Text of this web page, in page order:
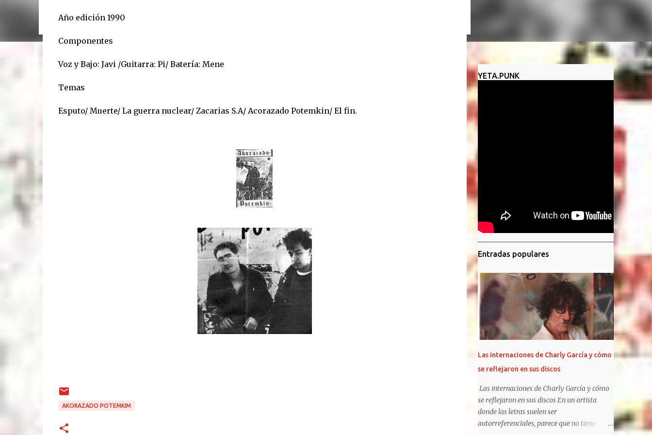
disco que ya todos escucharon”, tira Carca en el living de Belgrano, todavía con la cicatriz fresca pero la púa en la
mano. Exultante en 3 frases: Rock setentoso + funk...
Año edición 1990
Componentes
Voz y Bajo: Javi /Guitarra: Pi/ Batería: Mene
Temas
Esputo/ Muerte/ La guerra nuclear/ Zacarias S.A/ Acorazado Potemkin/ El fin.
AKORAZADO POTEMKIM
YETA.PUNK
Entradas populares
Las internaciones de Charly García y cómo
se reflejaron en sus discos
Las internaciones de Charly García y cómo
se reflejaron en sus discos En un artista
donde las letras suelen ser
autorreferenciales, parece que no tiene